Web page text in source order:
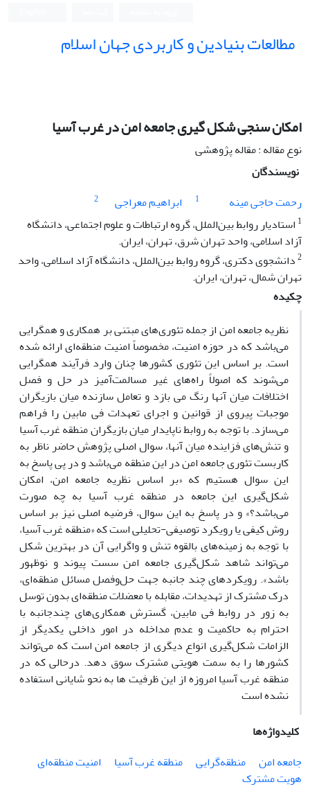
مطالعات بنیادین و کاربردی جهان اسلام
امکان سنجی شکل گیری جامعه امن در غرب آسیا
نوع مقاله : مقاله پژوهشی
نویسندگان
رحمت حاجی مینه
1 ابراهیم معراجی
2
1 استادیار روابط بین‌الملل، گروه ارتباطات و علوم اجتماعی، دانشگاه
آزاد اسلامی، واحد تهران شرق، تهران، ایران.
2دانشجوی دکتری، گروه روابط بین‌الملل، دانشگاه آزاد اسلامی، واحد
تهران شمال، تهران، ایران.
چکیده
نظریه جامعه امن از جمله تئوری‌های مبتنی بر همکاری و همگرایی
می‌باشد که در حوزه امنیت، مخصوصاً امنیت منطقه‌ای ارائه شده
است. بر اساس این تئوری کشورها چنان وارد فرآیند همگرایی
می‌شوند که اصولاً راه‌های غیر مسالمت‌آمیز در حل و فصل
اختلافات میان آنها رنگ می بازد و تعامل سازنده میان بازیگران
موجبات پیروی از قوانین و اجرای تعهدات فی مابین را فراهم
می‌سازد. با توجه به روابط ناپایدار میان بازیگران منطقه غرب آسیا
و تنش‌های فزاینده میان آنها، سوال اصلی پژوهش حاضر ناظر به
کاربست تئوری جامعه امن در این منطقه می‌باشد و در پی پاسخ به
این سوال هستیم که «بر اساس نظریه جامعه امن، امکان
شکل‌گیری این جامعه در منطقه غرب آسیا به چه صورت
می‌باشد؟» و در پاسخ به این سوال، فرضیه اصلی نیز بر اساس
روش کیفی یا رویکرد توصیفی-تحلیلی است که «منطقه غرب آسیا،
با توجه به زمینه‌های بالقوه‌ تنش و واگرایی آن در بهترین شکل
می‌تواند شاهد شکل‌گیری جامعه امن سست پیوند و نوظهور
‌باشد». رویکردهای چند جانبه جهت حل‌وفصل مسائل منطقه‌‌ای،
درک مشترک از تهدیدات، مقابله با معضلات منطقه‌ای بدون توسل
به ‌زور در روابط فی مابین، گسترش همکاری‌های چندجانبه با
احترام به حاکمیت و عدم مداخله در امور داخلی یکدیگر از
الزامات شکل‌گیری انواع دیگری از جامعه امن است که می‌تواند
کشورها را به ‌سمت هویتی مشترک سوق دهد. درحالی که در
منطقه غرب آسیا امروزه از این ظرفیت ها به نحو شایانی استفاده
نشده است
کلیدواژه‌ها
جامعه امن
منطقه‌گرایی منطقه غرب آسیا
امنیت منطقه‌ای
هویت مشترک